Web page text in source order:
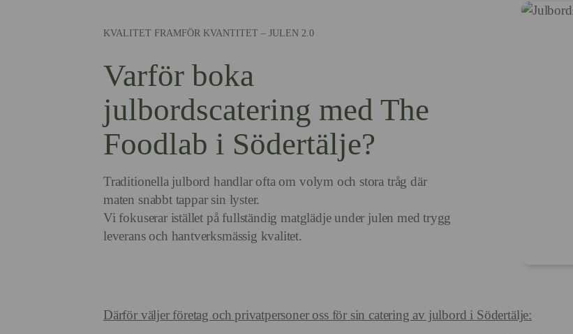
KVALITET FRAMFÖR KVANTITET – JULEN 2.0
Varför boka
julbordscatering med The
Foodlab i Södertälje?
Traditionella julbord handlar ofta om volym och stora tråg där
maten snabbt tappar sin lyster.
Vi fokuserar istället på fullständig matglädje under julen med trygg
leverans och hantverksmässig kvalitet.
Därför väljer företag och privatpersoner oss för sin catering av julbord i Södertälje: